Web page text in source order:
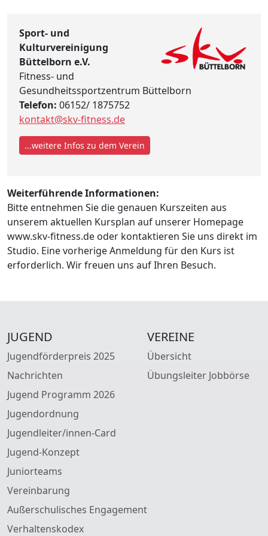
Sport- und
Kulturvereinigung
Büttelborn e.V.
Fitness- und
Gesundheitssportzentrum Büttelborn
Telefon: 06152/ 1875752
kontakt@skv-fitness.de
...weitere Infos zu dem Verein
Weiterführende Informationen:
Bitte entnehmen Sie die genauen Kurszeiten aus
unserem aktuellen Kursplan auf unserer Homepage
www.skv-fitness.de oder kontaktieren Sie uns direkt im
Studio. Eine vorherige Anmeldung für den Kurs ist
erforderlich. Wir freuen uns auf Ihren Besuch.
JUGEND
Jugendförderpreis 2025
Nachrichten
Jugend Programm 2026
Jugendordnung
Jugendleiter/innen-Card
Jugend-Konzept
Juniorteams
Vereinbarung
Außerschulisches Engagement
Verhaltenskodex
VEREINE
Übersicht
Übungsleiter Jobbörse